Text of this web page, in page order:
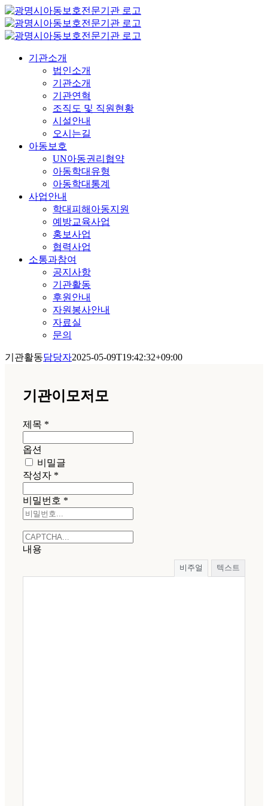
콘
텐
츠
기관소개
법인소개
기관소개
기관연혁
조직도 및 직원현황
시설안내
오시는길
아동보호
UN아동권리협약
아동학대유형
아동학대통계
사업안내
학대피해아동지원
예방교육사업
홍보사업
협력사업
소통과참여
공지사항
기관활동
후원안내
자원봉사안내
자료실
문의
기관활동담당자2025-05-09T19:42:32+09:00
기관이모저모
제목 *
옵션
비밀글
작성자 *
비밀번호 *
내용
비주얼 텍스트